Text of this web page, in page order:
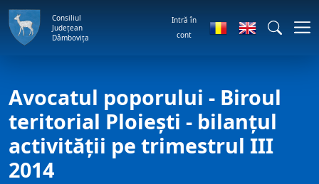
Consiliul
Județean
Dâmbovița
Intră în
cont
Avocatul poporului - Biroul
teritorial Ploiești - bilanțul
activității pe trimestrul III
2014